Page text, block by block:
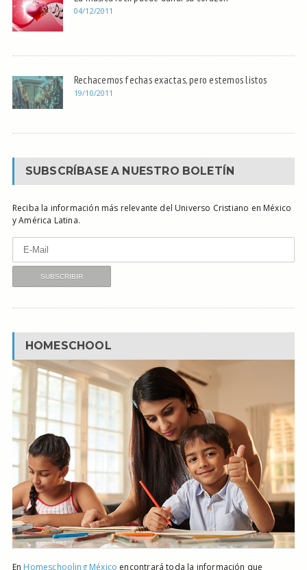
04/12/2011
Rechacemos fechas exactas, pero estemos listos
19/10/2011
SUBSCRÍBASE A NUESTRO BOLETÍN
Reciba la información más relevante del Universo Cristiano en México
y América Latina.
HOMESCHOOL
En Homeschooling México encontrará toda la información que